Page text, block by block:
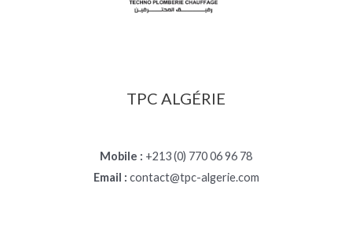
TPC ALGÉRIE
Mobile : +213 (0) 770 06 96 78
Email : contact@tpc-algerie.com